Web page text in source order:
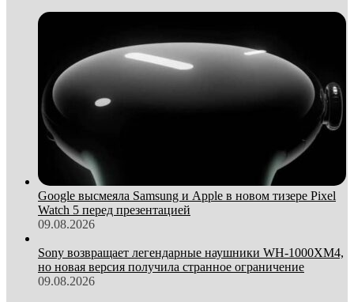
Google высмеяла Samsung и Apple в новом тизере Pixel
Watch 5 перед презентацией
09.08.2026
Sony возвращает легендарные наушники WH-1000XM4,
но новая версия получила странное ограничение
09.08.2026